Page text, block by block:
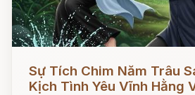
Sự Tích Chim Năm Trâu
Kịch Tình Yêu Vĩnh Hằng